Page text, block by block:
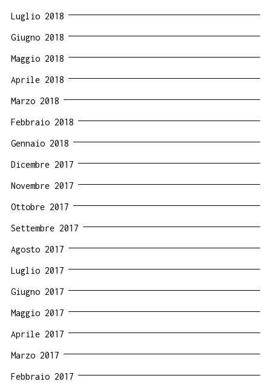
Luglio 2018
Giugno 2018
Maggio 2018
Aprile 2018
Marzo 2018
Febbraio 2018
Gennaio 2018
Dicembre 2017
Novembre 2017
Ottobre 2017
Settembre 2017
Agosto 2017
Luglio 2017
Giugno 2017
Maggio 2017
Aprile 2017
Marzo 2017
Febbraio 2017